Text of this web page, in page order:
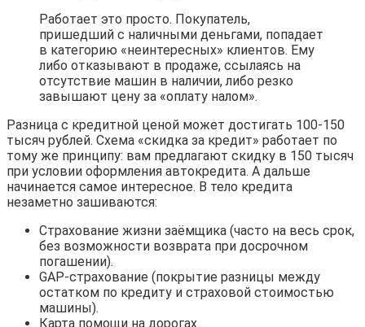
Работает это просто. Покупатель,
пришедший с наличными деньгами, попадает
в категорию «неинтересных» клиентов. Ему
либо отказывают в продаже, ссылаясь на
отсутствие машин в наличии, либо резко
завышают цену за «оплату налом».
Разница с кредитной ценой может достигать 100-150
тысяч рублей. Схема «скидка за кредит» работает по
тому же принципу: вам предлагают скидку в 150 тысяч
при условии оформления автокредита. А дальше
начинается самое интересное. В тело кредита
незаметно зашиваются:
Страхование жизни заёмщика (часто на весь срок,
без возможности возврата при досрочном
погашении).
GAP-страхование (покрытие разницы между
остатком по кредиту и страховой стоимостью
машины).
Карта помощи на дорогах.